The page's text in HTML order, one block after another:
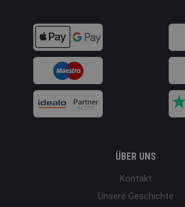
ÜBER UNS
Kontakt
Unsere Geschichte